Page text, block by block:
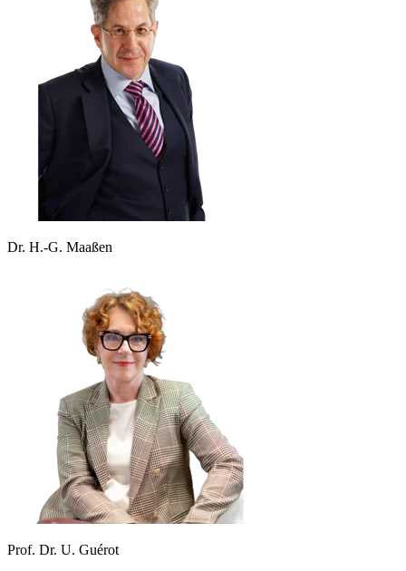
Dr. H.-G. Maaßen
Prof. Dr. U. Guérot